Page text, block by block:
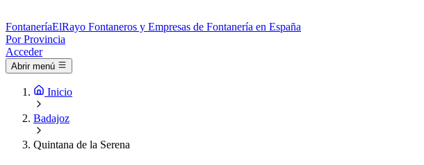
FontaneríaElRayo Fontaneros y Empresas de Fontanería en España
Por Provincia
Acceder
Abrir menú
Inicio
Badajoz
Quintana de la Serena